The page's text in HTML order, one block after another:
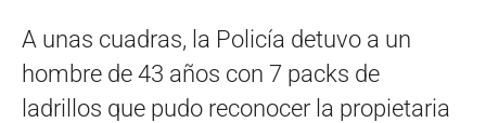
A unas cuadras, la Policía detuvo a un
hombre de 43 años con 7 packs de
ladrillos que pudo reconocer la propietaria